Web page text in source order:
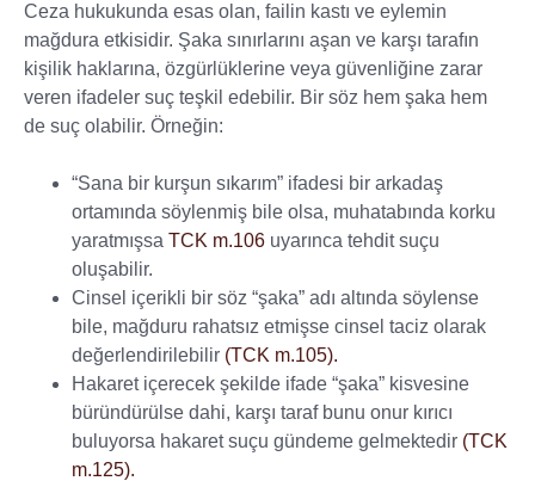
Ceza hukukunda esas olan, failin kastı ve eylemin
mağdura etkisidir. Şaka sınırlarını aşan ve karşı tarafın
kişilik haklarına, özgürlüklerine veya güvenliğine zarar
veren ifadeler suç teşkil edebilir. Bir söz hem şaka hem
de suç olabilir. Örneğin:
“Sana bir kurşun sıkarım” ifadesi bir arkadaş
ortamında söylenmiş bile olsa, muhatabında korku
yaratmışsa TCK m.106 uyarınca tehdit suçu
oluşabilir.
Cinsel içerikli bir söz “şaka” adı altında söylense
bile, mağduru rahatsız etmişse cinsel taciz olarak
değerlendirilebilir (TCK m.105).
Hakaret içerecek şekilde ifade “şaka” kisvesine
büründürülse dahi, karşı taraf bunu onur kırıcı
buluyorsa hakaret suçu gündeme gelmektedir (TCK
m.125).